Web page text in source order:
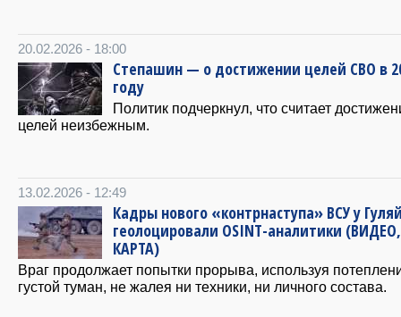
20.02.2026 - 18:00
Степашин — о достижении целей СВО в
году
Политик подчеркнул, что считает
целей неизбежным.
13.02.2026 - 12:49
Кадры нового «контрнаступа» ВСУ у
геолоцировали OSINT-аналитики (ВИДЕО,
КАРТА)
Враг продолжает попытки прорыва, используя
густой туман, не жалея ни техники, ни личного состава.